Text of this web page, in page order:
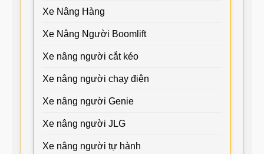
Xe Nâng Hàng
Xe Nâng Người Boomlift
Xe nâng người cắt kéo
Xe nâng người chạy điện
Xe nâng người Genie
Xe nâng người JLG
Xe nâng người tự hành